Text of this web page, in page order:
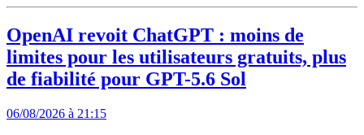
OpenAI revoit ChatGPT : moins de
limites pour les utilisateurs gratuits, plus
de fiabilité pour GPT-5.6 Sol
06/08/2026 à 21:15